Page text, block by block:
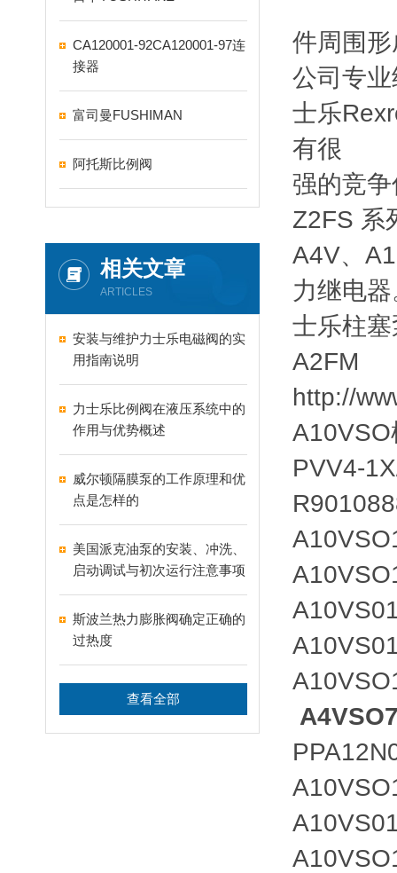
CA120001-92CA120001-97连
接器
富司曼FUSHIMAN
阿托斯比例阀
相关文章
ARTICLES
安装与维护力士乐电磁阀的实
用指南说明
力士乐比例阀在液压系统中的
作用与优势概述
威尔顿隔膜泵的工作原理和优
点是怎样的
美国派克油泵的安装、冲洗、
启动调试与初次运行注意事项
斯波兰热力膨胀阀确定正确的
过热度
查看全部
件周围
公司专
士乐
有很
强的竞
Z2FS 系
A4V、
力继电
士乐柱
A2FM
http://
PVV4-